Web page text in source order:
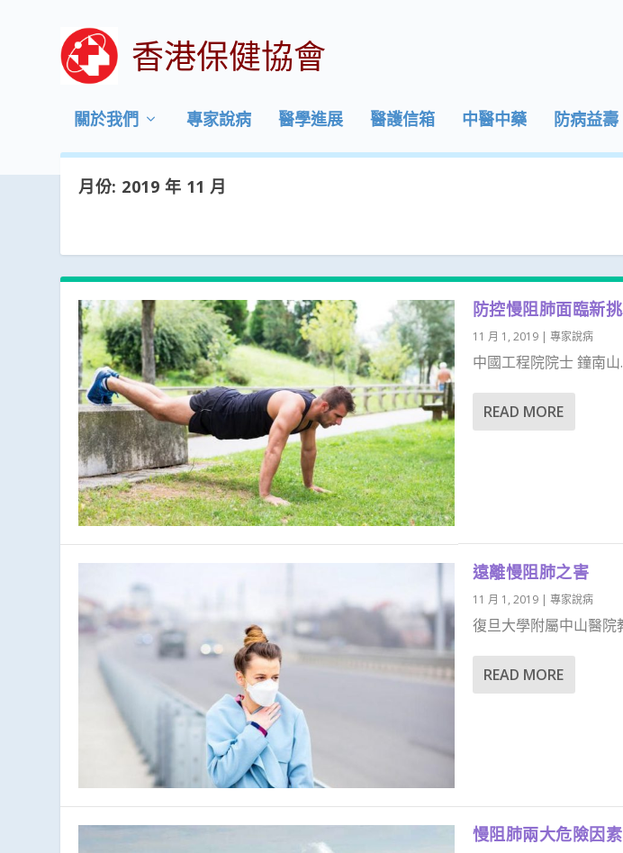
香港保健協會
關於我們 專家說病 醫學進展 醫護信箱 中醫中藥 防病益壽
月份: 2019 年 11 月
防控慢阻肺面臨新
11 月 1, 2019| 專家說病
中國工程院院士 鐘南山
READ MORE
遠離慢阻肺之害
11 月 1, 2019| 專家說病
復旦大學附屬中山醫院
READ MORE
慢阻肺兩大危險因